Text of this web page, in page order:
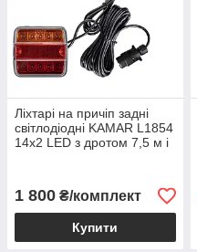
Ліхтарі на причіп задні
світлодіодні KAMAR L1854
14х2 LED з дротом 7,5 м і
1 800 ₴/комплект
Купити